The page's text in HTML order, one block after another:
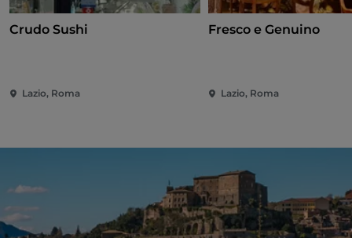
Crudo Sushi
Lazio, Roma
Fresco e Genuino
Lazio, Roma